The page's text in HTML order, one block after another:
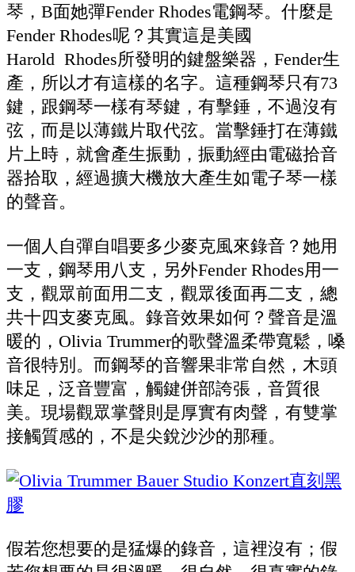
琴，B面她彈Fender Rhodes電鋼琴。什麼是
Fender Rhodes呢？其實這是美國
Harold Rhodes所發明的鍵盤樂器，Fender生
產，所以才有這樣的名字。這種鋼琴只有73
鍵，跟鋼琴一樣有琴鍵，有擊錘，不過沒有
弦，而是以薄鐵片取代弦。當擊錘打在薄鐵
片上時，就會產生振動，振動經由電磁拾音
器拾取，經過擴大機放大產生如電子琴一樣
的聲音。
一個人自彈自唱要多少麥克風來錄音？她用
一支，鋼琴用八支，另外Fender Rhodes用一
支，觀眾前面用二支，觀眾後面再二支，總
共十四支麥克風。錄音效果如何？聲音是溫
暖的，Olivia Trummer的歌聲溫柔帶寬鬆，嗓
音很特別。而鋼琴的音響果非常自然，木頭
味足，泛音豐富，觸鍵併部誇張，音質很
美。現場觀眾掌聲則是厚實有肉聲，有雙掌
接觸質感的，不是尖銳沙沙的那種。
假若您想要的是猛爆的錄音，這裡沒有；假